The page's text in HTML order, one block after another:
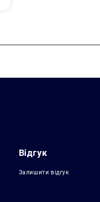
Відгук
Залишити відгук